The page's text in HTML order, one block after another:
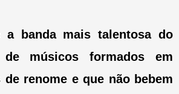
a banda mais talentosa do
músicos formados em
renome e que não bebem